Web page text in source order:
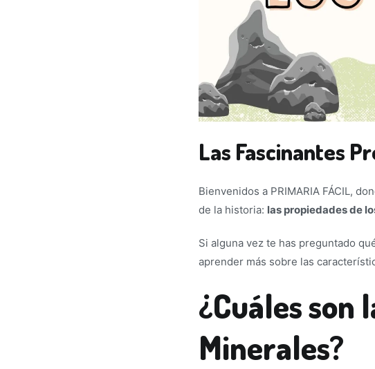
Las Fascinantes
Bienvenidos a PRIMARIA FÁCIL,
de la historia: las propiedades de
Si alguna vez te has preguntado
aprender más sobre las
¿Cuáles son
Minerales?